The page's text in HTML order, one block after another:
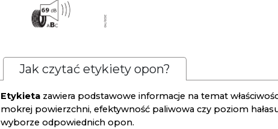
Jak czytać etykiety opon?
Etykieta zawiera podstawowe informacje na temat
mokrej powierzchni, efektywność paliwowa czy poziom
wyborze odpowiednich opon.